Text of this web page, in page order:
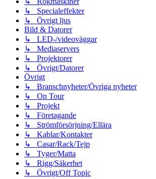
↳ Specialeffekter
↳ Övrigt ljus
Bild & Datorer
↳ LED-/videoväggar
↳ Mediaservers
↳ Projektorer
↳ Övrigt/Datorer
Övrigt
↳ Branschnyheter/Övriga nyheter
↳ On Tour
↳ Projekt
↳ Företagande
↳ Strömförsörjning/Ellära
↳ Kablar/Kontakter
↳ Casar/Rack/Tejp
↳ Tyger/Matta
↳ Rigg/Säkerhet
↳ Övrigt/Off Topic